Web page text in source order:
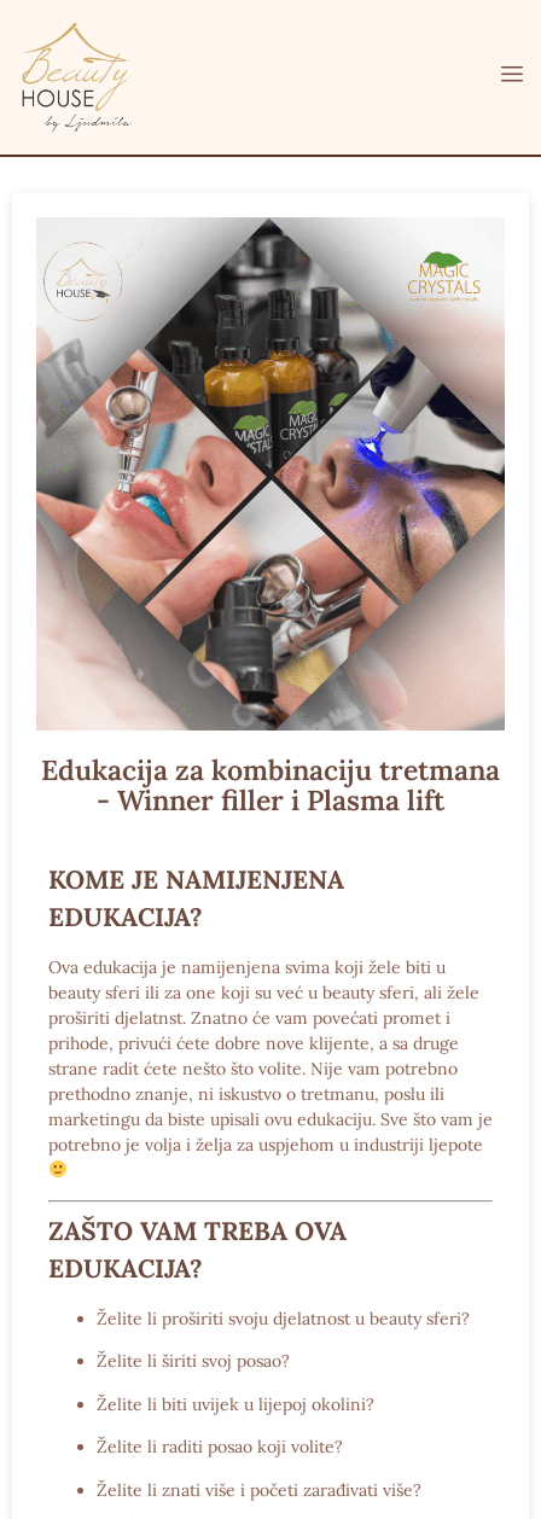
Edukacija za kombinaciju tretmana
- Winner filler i Plasma lift
KOME JE NAMIJENJENA
EDUKACIJA?
Ova edukacija je namijenjena svima koji žele biti u
beauty sferi ili za one koji su već u beauty sferi, ali žele
proširiti djelatnst. Znatno će vam povećati promet i
prihode, privući ćete dobre nove klijente, a sa druge
strane radit ćete nešto što volite. Nije vam potrebno
prethodno znanje, ni iskustvo o tretmanu, poslu ili
marketingu da biste upisali ovu edukaciju. Sve što vam je
potrebno je volja i želja za uspjehom u industriji ljepote
ZAŠTO VAM TREBA OVA
EDUKACIJA?
Želite li proširiti svoju djelatnost u beauty sferi?
Želite li širiti svoj posao?
Želite li biti uvijek u lijepoj okolini?
Želite li raditi posao koji volite?
Želite li znati više i početi zarađivati više?